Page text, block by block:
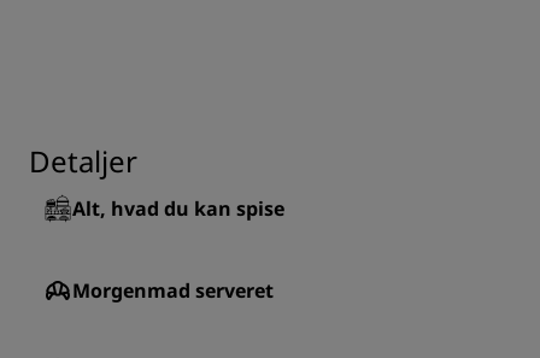
Detaljer
Alt, hvad du kan spise
Morgenmad serveret